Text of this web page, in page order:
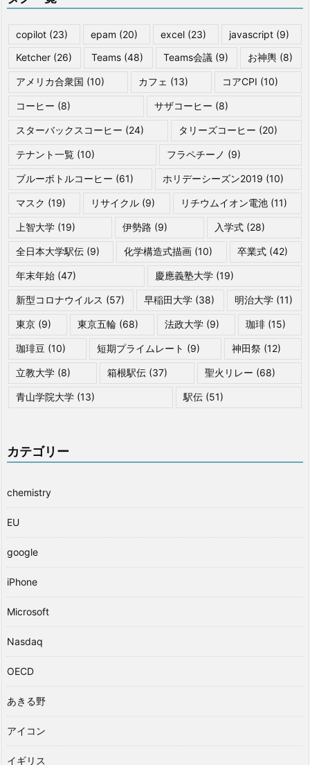
copilot (23) epam (20) excel (23) javascript (9)
Ketcher (26) Teams (48) Teams会議 (9) お神輿(8)
アメリカ合衆国 (10) カフェ (13) コアCPI (10)
コーヒー (8) サザコーヒー (8)
スターバックスコーヒー (24) タリーズコーヒー (20)
テナント一覧 (10) フラペチーノ (9)
ブルーボトルコーヒー (61) ホリデーシーズン2019 (10)
マスク (19) リサイクル (9) リチウムイオン電池(11)
上智大学 (19) 伊勢路 (9) 入学式 (28)
全日本大学駅伝 (9) 化学構造式描画 (10) 卒業式(42)
年末年始 (47) 慶應義塾大学(19)
新型コロナウイルス (57) 早稲田大学 (38) 明治大学(11)
東京 (9) 東京五輪 (68) 法政大学 (9) 珈琲 (15)
珈琲豆 (10) 短期プライムレート (9) 神田祭(12)
立教大学 (8) 箱根駅伝 (37) 聖火リレー (68)
青山学院大学 (13) 駅伝 (51)
カテゴリー
chemistry
EU
google
iPhone
Microsoft
Nasdaq
OECD
あきる野
アイコン
イギリス